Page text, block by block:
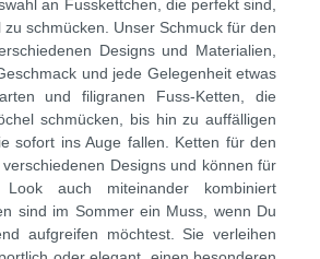
an Fusskettchen, die perfekt sind,
zu schmücken. Unser Schmuck für den
Designs und Materialien,
und jede Gelegenheit etwas
und filigranen Fuss-Ketten, die
schmücken, bis hin zu auffälligen
sofort ins Auge fallen. Ketten für den
Designs und können für
auch miteinander kombiniert
sind im Sommer ein Muss, wenn Du
aufgreifen möchtest. Sie verleihen